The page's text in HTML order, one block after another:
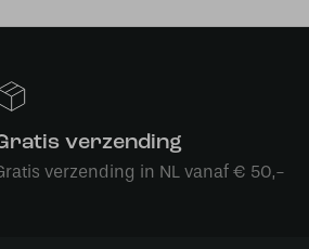
verzending
verzending in NL vanaf € 50,-